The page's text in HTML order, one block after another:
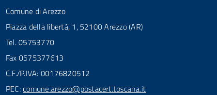
Comune di Arezzo
Piazza della libertà, 1, 52100 Arezzo (AR)
Tel. 05753770
Fax 0575377613
C.F./P.IVA: 00176820512
PEC:comune.arezzo@postacert.toscana.it